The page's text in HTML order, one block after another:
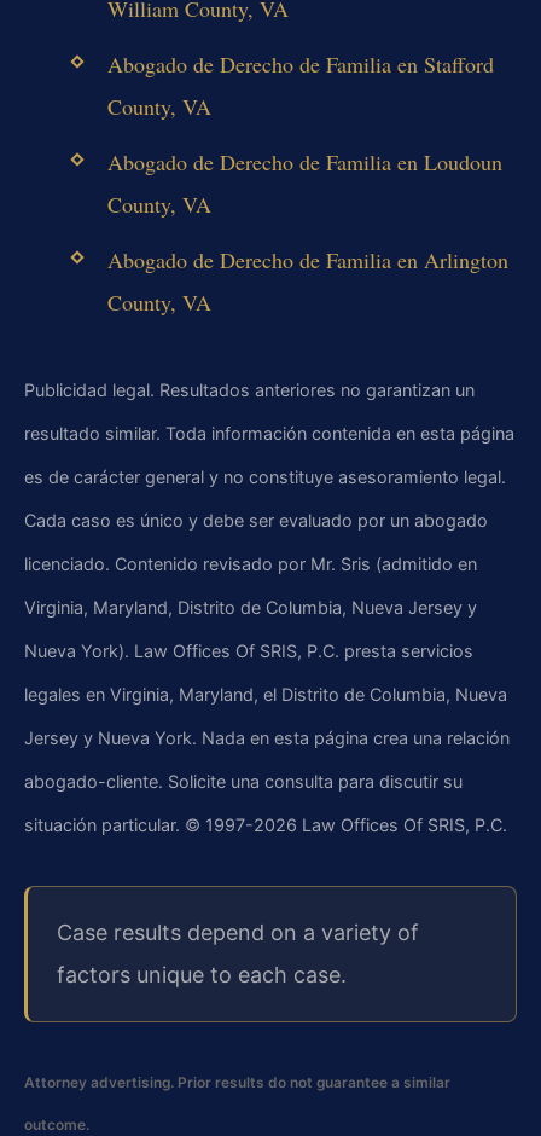
William County, VA
Abogado de Derecho de Familia en Stafford
County, VA
Abogado de Derecho de Familia en Loudoun
County, VA
Abogado de Derecho de Familia en Arlington
County, VA
Publicidad legal. Resultados anteriores no garantizan un
resultado similar. Toda información contenida en esta página
es de carácter general y no constituye asesoramiento legal.
Cada caso es único y debe ser evaluado por un abogado
licenciado. Contenido revisado por Mr. Sris (admitido en
Virginia, Maryland, Distrito de Columbia, Nueva Jersey y
Nueva York). Law Offices Of SRIS, P.C. presta servicios
legales en Virginia, Maryland, el Distrito de Columbia, Nueva
Jersey y Nueva York. Nada en esta página crea una relación
abogado-cliente. Solicite una consulta para discutir su
situación particular. © 1997-2026 Law Offices Of SRIS, P.C.
Case results depend on a variety of
factors unique to each case.
Attorney advertising. Prior results do not guarantee a similar
outcome.